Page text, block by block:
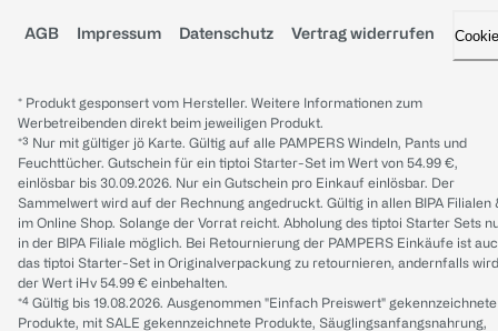
AGB Impressum Datenschutz Vertrag widerrufen
* Produkt gesponsert vom Hersteller. Weitere Informationen zum
Werbetreibenden direkt beim jeweiligen Produkt.
*³ Nur mit gültiger jö Karte. Gültig auf alle PAMPERS Windeln, Pants und
Feuchttücher. Gutschein für ein tiptoi Starter-Set im Wert von 54.99 €,
einlösbar bis 30.09.2026. Nur ein Gutschein pro Einkauf einlösbar. Der
Sammelwert wird auf der Rechnung angedruckt. Gültig in allen BIPA Filialen
im Online Shop. Solange der Vorrat reicht. Abholung des tiptoi Starter Sets
in der BIPA Filiale möglich. Bei Retournierung der PAMPERS Einkäufe ist
das tiptoi Starter-Set in Originalverpackung zu retournieren, andernfalls wird
der Wert iHv 54.99 € einbehalten.
*⁴ Gültig bis 19.08.2026. Ausgenommen "Einfach Preiswert" gekennzeichnete
Produkte, mit SALE gekennzeichnete Produkte, Säuglingsanfangsnahrung,